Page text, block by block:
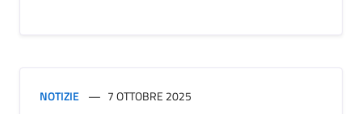
NOTIZIE 7 OTTOBRE 2025